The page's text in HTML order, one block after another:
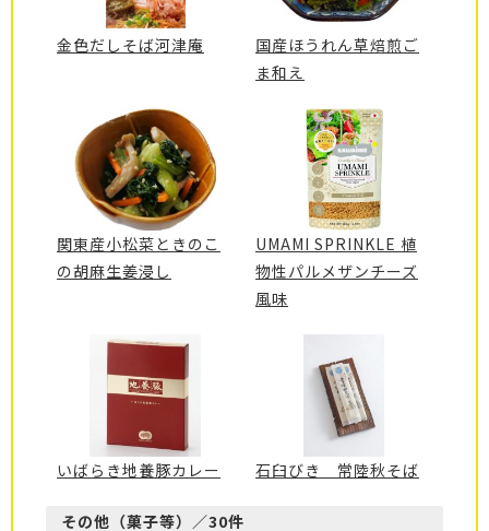
金色だしそば河津庵
国産ほうれん草焙煎ご
ま和え
関東産小松菜ときのこ
の胡麻生姜浸し
UMAMI SPRINKLE 植
物性パルメザンチーズ
風味
いばらき地養豚カレー 石臼びき 常陸秋そば
その他（菓子等）／30件